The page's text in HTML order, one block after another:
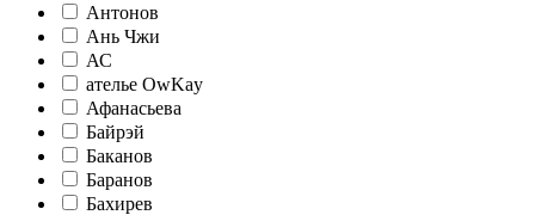
Антонов
Ань Чжи
АС
ателье ‎OwKay
Афанасьева
Байрэй
Баканов
Баранов
Бахирев